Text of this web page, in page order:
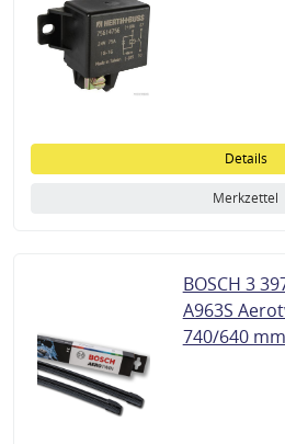
Details
Merkzettel
BOSCH 3
A963S
740/640 mm